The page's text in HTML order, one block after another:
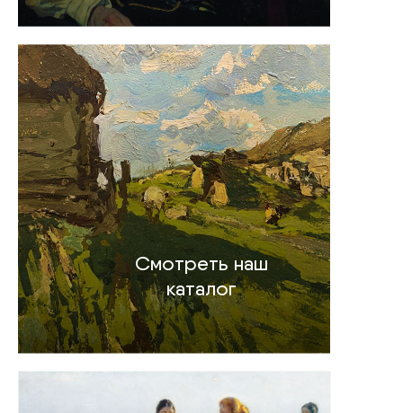
Смотреть наш
каталог